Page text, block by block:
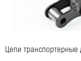
Цепи транспортерные